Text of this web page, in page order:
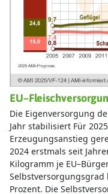
Die Eigenversorgung
Jahr stabilisiert Für
Erzeugungsanstieg
2024 erstmals seit
Kilogramm je
Selbstversorgungsgrad
Prozent. Die
Rindfleisch bei 107
Geflügelfleisch bei 108
bei 88 Prozent. Für
kaum Veränderung bei
Verbrauch von Fleisch.